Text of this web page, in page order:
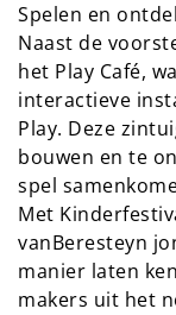
Spelen en
Naast de
het Play Café,
interactieve
Play. Deze
bouwen en te
spel
Met
vanBeresteyn
manier laten
makers uit het